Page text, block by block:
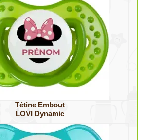
Tétine Embout
LOVI Dynamic